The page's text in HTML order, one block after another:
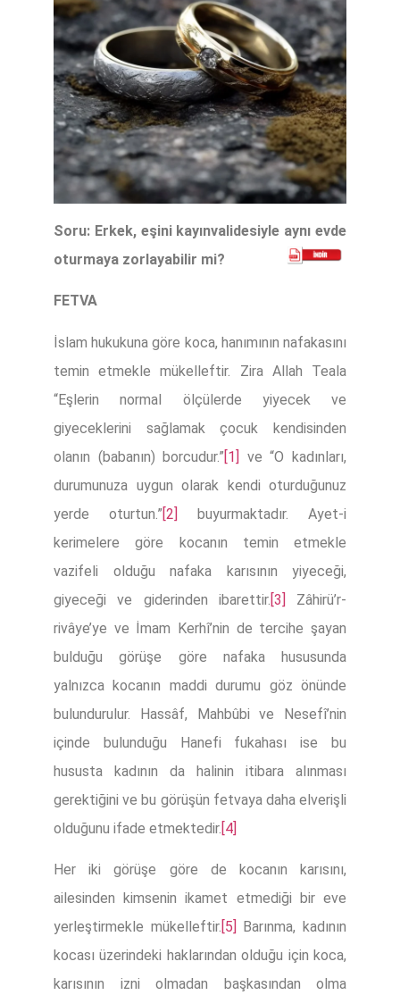
Soru: Erkek, eşini kayınvalidesiyle aynı evde
oturmaya zorlayabilir mi?
FETVA
İslam hukukuna göre koca, hanımının nafakasını
temin etmekle mükelleftir. Zira Allah Teala
“Eşlerin normal ölçülerde yiyecek ve
giyeceklerini sağlamak çocuk kendisinden
olanın (babanın) borcudur.”[1] ve “O kadınları,
durumunuza uygun olarak kendi oturduğunuz
yerde oturtun.”[2]
buyurmaktadır. Ayet-i
kerimelere göre kocanın temin etmekle
vazifeli olduğu nafaka karısının yiyeceği,
giyeceği ve giderinden ibarettir. [3] Zâhirü’r-
rivâye’ye ve İmam Kerhî’nin de tercihe şayan
bulduğu görüşe göre nafaka hususunda
yalnızca kocanın maddi durumu göz önünde
bulundurulur. Hassâf, Mahbûbi ve Nesefî’nin
içinde bulunduğu Hanefi fukahası ise bu
hususta kadının da halinin itibara alınması
gerektiğini ve bu görüşün fetvaya daha elverişli
olduğunu ifade etmektedir. [4]
Her iki görüşe göre de kocanın karısını,
ailesinden kimsenin ikamet etmediği bir eve
yerleştirmekle mükelleftir.[5] Barınma, kadının
kocası üzerindeki haklarından olduğu için koca,
karısının izni olmadan başkasından olma